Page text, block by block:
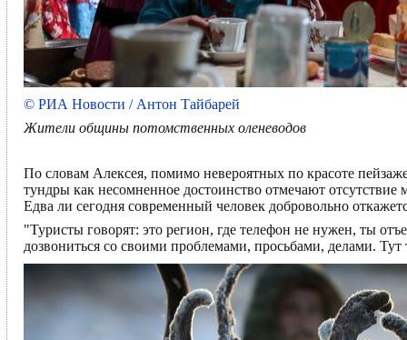
© РИА Новости / Антон Тайбарей
Жители общины потомственных оленеводов
По словам Алексея, помимо невероятных по красоте
тундры как несомненное достоинство отмечают
Едва ли сегодня современный человек добровольно
"Туристы говорят: это регион, где телефон не нужен, ты
дозвониться со своими проблемами, просьбами, делами.